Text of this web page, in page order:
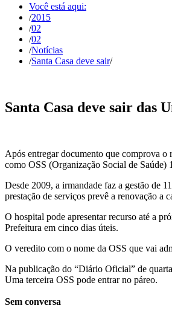
Você está aqui:
/2015
/02
/02
/Notícias
/Santa Casa deve sair/
Santa Casa deve sair das
Após entregar documento que comprova
como OSS (Organização Social de Saúde)
Desde 2009, a irmandade faz a gestão de
prestação de serviços prevê a renovação a
O hospital pode apresentar recurso até a
Prefeitura em cinco dias úteis.
O veredito com o nome da OSS que vai
Na publicação do “Diário Oficial” de
Uma terceira OSS pode entrar no páreo.
Sem conversa